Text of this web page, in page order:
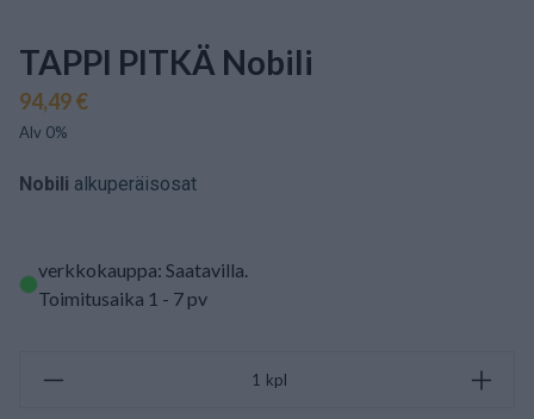
TAPPI PITKÄ Nobili
94,49 €
Alv 0%
Nobili alkuperäisosat
verkkokauppa: Saatavilla.
Toimitusaika 1 - 7 pv
kpl